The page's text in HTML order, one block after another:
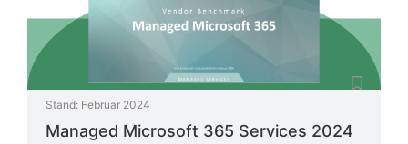
Stand: Februar 2024
Managed Microsoft 365 Services 2024